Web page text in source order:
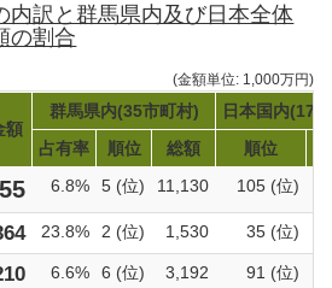
内訳と群馬県内及び日本全体
の割合
(金額単位: 1,000万円)
額
群馬県内(35市町村)
日本国内
占有率
順位 総額
順位
6.8% 5 (位) 11,130 105 (位)
23.8% 2 (位) 1,530 35 (位)
6.6% 6 (位) 3,192 91 (位)